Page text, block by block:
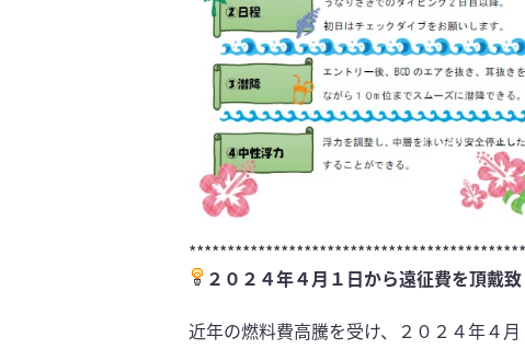
２０２４年４月１日から遠征費を頂戴
近年の燃料費高騰を受け、２０２４年４月